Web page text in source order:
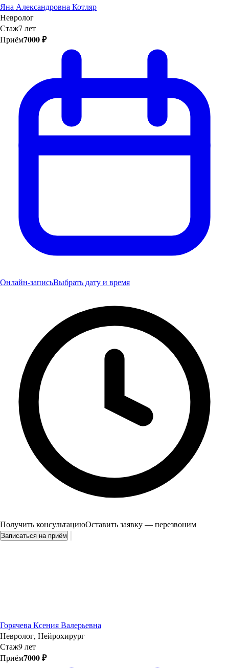
Яна Александровна Котляр
Невролог
Стаж7 лет
Приём7000 ₽
Онлайн-записьВыбрать дату и время
Получить консультациюОставить заявку — перезвоним
Записаться на приём
Горячева Ксения Валерьевна
Невролог, Нейрохирург
Стаж9 лет
Приём7000 ₽